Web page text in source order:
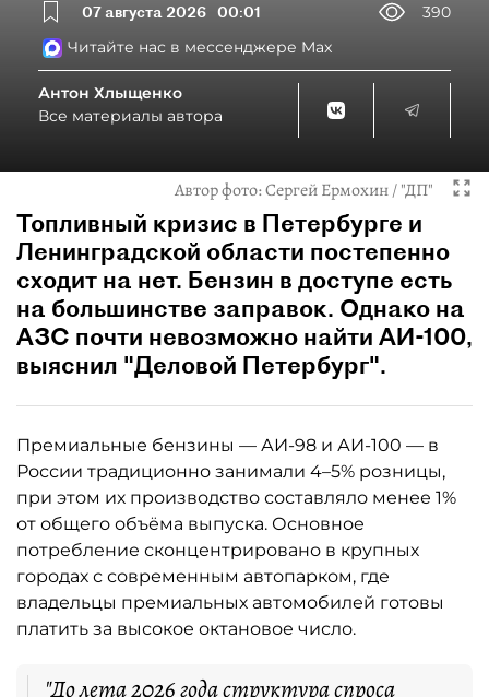
07 августа 2026 00:01
390
Читайте нас в мессенджере Max
Антон Хлыщенко
Все материалы автора
Автор фото:Сергей Ермохин / "ДП"
Топливный кризис в Петербурге и
Ленинградской области постепенно
сходит на нет. Бензин в доступе есть
на большинстве заправок. Однако на
АЗС почти невозможно найти АИ-100,
выяснил "Деловой Петербург".
Премиальные бензины — АИ-98 и АИ-100 — в
России традиционно занимали 4–5% розницы,
при этом их производство составляло менее 1%
от общего объёма выпуска. Основное
потребление сконцентрировано в крупных
городах с современным автопарком, где
владельцы премиальных автомобилей готовы
платить за высокое октановое число.
"До лета 2026 года структура спроса